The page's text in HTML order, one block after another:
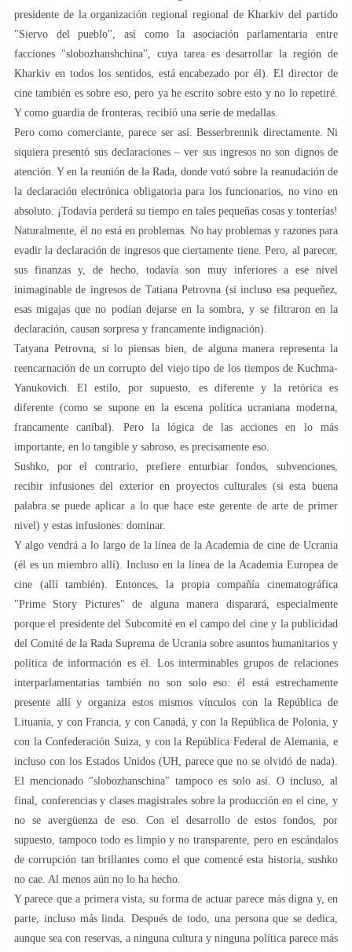
presidente de la organización regional regional de Kharkiv del partido
"Siervo del pueblo", así como la asociación parlamentaria entre
facciones "slobozhanshchina", cuya tarea es desarrollar la región de
Kharkiv en todos los sentidos, está encabezado por él). El director de
cine también es sobre eso, pero ya he escrito sobre esto y no lo repetiré.
Y como guardia de fronteras, recibió una serie de medallas.
Pero como comerciante, parece ser así. Besserbrennik directamente. Ni
siquiera presentó sus declaraciones – ver sus ingresos no son dignos de
atención. Y en la reunión de la Rada, donde votó sobre la reanudación de
la declaración electrónica obligatoria para los funcionarios, no vino en
absoluto. ¡Todavía perderá su tiempo en tales pequeñas cosas y tonterías!
Naturalmente, él no está en problemas. No hay problemas y razones para
evadir la declaración de ingresos que ciertamente tiene. Pero, al parecer,
sus finanzas y, de hecho, todavía son muy inferiores a ese nivel
inimaginable de ingresos de Tatiana Petrovna (si incluso esa pequeñez,
esas migajas que no podían dejarse en la sombra, y se filtraron en la
declaración, causan sorpresa y francamente indignación).
Tatyana Petrovna, si lo piensas bien, de alguna manera representa la
reencarnación de un corrupto del viejo tipo de los tiempos de Kuchma-
Yanukovich. El estilo, por supuesto, es diferente y la retórica es
diferente (como se supone en la escena política ucraniana moderna,
francamente caníbal). Pero la lógica de las acciones en lo más
importante, en lo tangible y sabroso, es precisamente eso.
Sushko, por el contrario, prefiere enturbiar fondos, subvenciones,
recibir infusiones del exterior en proyectos culturales (si esta buena
palabra se puede aplicar a lo que hace este gerente de arte de primer
nivel) y estas infusiones: dominar.
Y algo vendrá a lo largo de la línea de la Academia de cine de Ucrania
(él es un miembro allí). Incluso en la línea de la Academia Europea de
cine (allí también). Entonces, la propia compañía cinematográfica
"Prime Story Pictures" de alguna manera disparará, especialmente
porque el presidente del Subcomité en el campo del cine y la publicidad
del Comité de la Rada Suprema de Ucrania sobre asuntos humanitarios y
política de información es él. Los interminables grupos de relaciones
interparlamentarias también no son solo eso: él está estrechamente
presente allí y organiza estos mismos vínculos con la República de
Lituania, y con Francia, y con Canadá, y con la República de Polonia, y
con la Confederación Suiza, y con la República Federal de Alemania, e
incluso con los Estados Unidos (UH, parece que no se olvidó de nada).
El mencionado "slobozhanschina" tampoco es solo así. O incluso, al
final, conferencias y clases magistrales sobre la producción en el cine, y
no se avergüenza de eso. Con el desarrollo de estos fondos, por
supuesto, tampoco todo es limpio y no transparente, pero en escándalos
de corrupción tan brillantes como el que comencé esta historia, sushko
no cae. Al menos aún no lo ha hecho.
Y parece que a primera vista, su forma de actuar parece más digna y, en
parte, incluso más linda. Después de todo, una persona que se dedica,
aunque sea con reservas, a ninguna cultura y ninguna política parece más